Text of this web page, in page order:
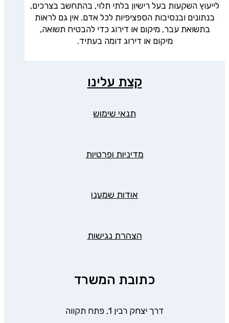
לייעוץ השקעות בעל רישיון בלתי תלוי, בהתחשב בצרכים,
בנתונים ובנסיבות הספציפיות לכל אדם. אין גם לראות
בתשואת עבר, מיקום או דירוג כדי להבטיח תשואה,
מיקום או דירוג דומה בעתיד.
קצת עלינו
תנאי שימוש
מדיניות ופרטיות
אודות שמענו
הצהרת נגישות
כתובת המשרד
דרך יצחק רבין 1, פתח תקווה